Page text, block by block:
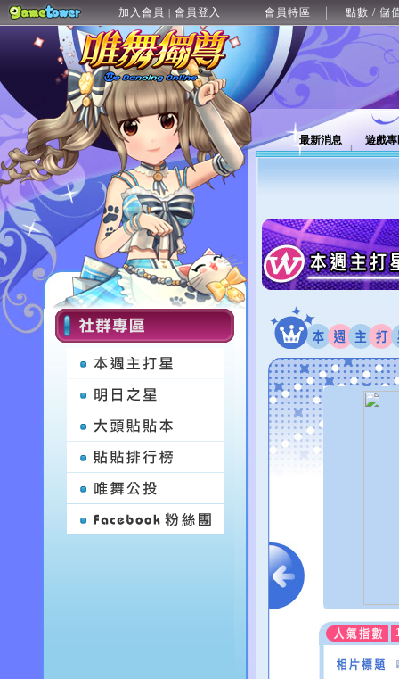
加入會員 | 會員登入 會員特區 點數 / 儲
最新消息 遊戲